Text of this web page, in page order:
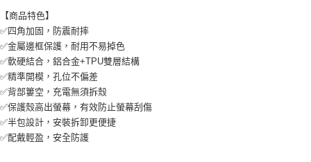
【商品特色】
✅四角加固，防震耐摔
✅金屬邊框保護，耐用不易掉色
✅軟硬結合，鋁合金+TPU雙層結構
✅精準開模，孔位不偏差
✅背部簍空，充電無須拆殼
✅保護殼高出螢幕，有效防止螢幕刮傷
✅半包設計，安裝拆卸更便捷
✅配戴輕盈，安全防護